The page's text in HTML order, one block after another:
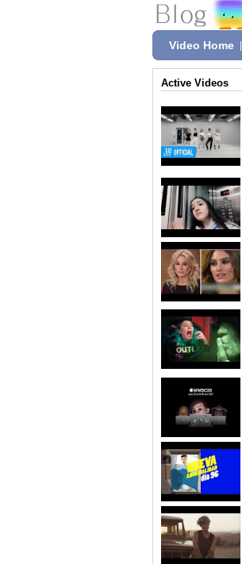
Video Home
Active Videos